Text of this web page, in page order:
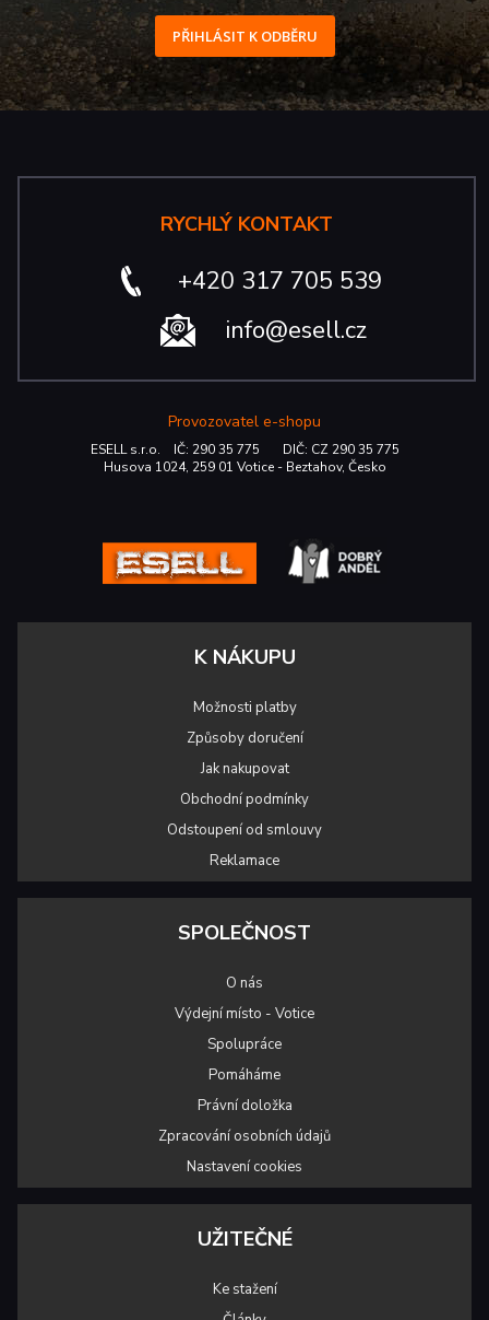
PŘIHLÁSIT K ODBĚRU
RYCHLÝ KONTAKT
+420 317 705 539
info@esell.cz
Provozovatel e-shopu
ESELL s.r.o. IČ: 290 35 775 DIČ: CZ 290 35 775
Husova 1024, 259 01 Votice - Beztahov, Česko
K NÁKUPU
Možnosti platby
Způsoby doručení
Jak nakupovat
Obchodní podmínky
Odstoupení od smlouvy
Reklamace
SPOLEČNOST
O nás
Výdejní místo - Votice
Spolupráce
Pomáháme
Právní doložka
Zpracování osobních údajů
Nastavení cookies
UŽITEČNÉ
Ke stažení